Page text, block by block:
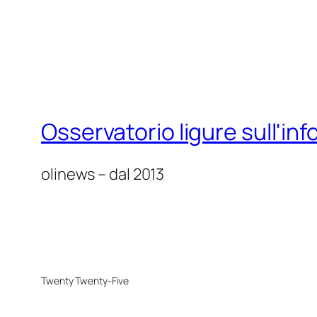
Osservatorio ligure
olinews – dal 2013
Twenty Twenty-Five